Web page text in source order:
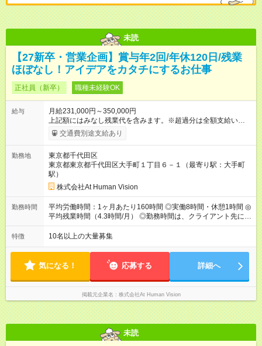
未読
【27新卒・営業企画】賞与年2回/年休120日/残業
ほぼなし！アイデアをカタチにするお仕事
正社員（新卒） 職種未経験OK
給与
月給231,000円～350,000円
上記額にはみなし残業代を含みます。※超過分は全額支給いたし
ます。 みなし残業代 24,000円 ～ 37,000円／月 みなし残業時
間 15時間／月 【給与】 月給： 大卒・院卒 ：243，000
（固定残業代 24，000円） 賞与：年２回 （業績連動型） 昇
給：年２回（3月、9月) 試用期間：6ヶ月 ※上記額にはみなし残
業代（月15時間分）が含まれた 金額になります。超過分は追加
で全額支給。 【頑張りを給与・キャリアに還元します】 年に2
回⼈事評価があり等級が決まります。 等級に合わせた給与設定
のため、若い内からでも頑張り次第で給与アップが叶います。
⼀般職（20～31万円）→リーダー（⽉給26～36万円） →係⻑
～58万円） 【試用期間】試用期間あり 試用期間の長さ：6ヶ月
※ 雇用形態と給与に、本採用時と異なる部分があります。 雇用
形態：本採用時と同じです。 給与：月給 224,000円 ～ 330,000
円 上記額にはみなし残業代を含みます。※超過分は全額支給い
たします。 みなし残業代 24,000円 ～ 34,000円／月 みなし残業
時間 15時間／月
交通費別途支給あり
勤務地
東京都千代田区
東京都東京都千代田区大手町１丁目６－１（最寄り駅：大手町
駅）
株式会社At Human Vision
勤務時間
平均労働時間：1ヶ月あたり160時間 ◎実働8時間・休憩1時間 ◎
平均残業時間（4.3時間/月） ◎勤務時間は、クライアント先に
より異なります。 ※＜シフト例＞ 10:00～19:00／11:00～
20:00 平均労働時間：1ヶ月あたり160時間 ◎実働8時間・休憩1
先に より異なります。 ※＜シフト例＞ 10:00～19:00／11:00
～20:00
特徴 10名以上の大量募集
気になる！ 応募する 詳細へ
掲載元企業名 株式会社At Human Vision
未読